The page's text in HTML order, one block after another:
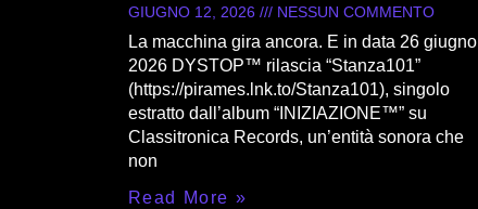
GIUGNO 12, 2026 NESSUN COMMENTO
La macchina gira ancora. E in data 26 giugno
2026 DYSTOP™ rilascia “Stanza101”
(https://pirames.lnk.to/Stanza101), singolo
estratto dall’album “INIZIAZIONE™” su
Classitronica Records, un’entità sonora che
non
Read More »